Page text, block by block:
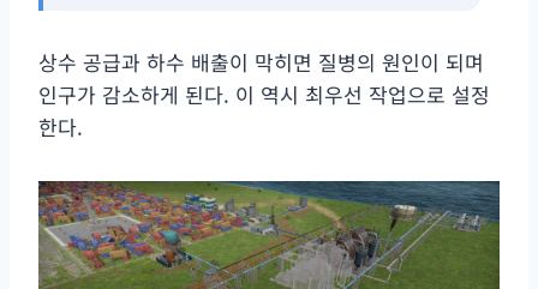
상수 공급과 하수 배출이 막히면 질병의 원인이 되며
인구가 감소하게 된다. 이 역시 최우선 작업으로 설정
한다.